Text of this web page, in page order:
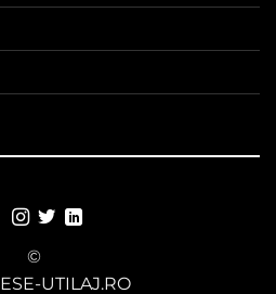
©
UTILAJ.RO